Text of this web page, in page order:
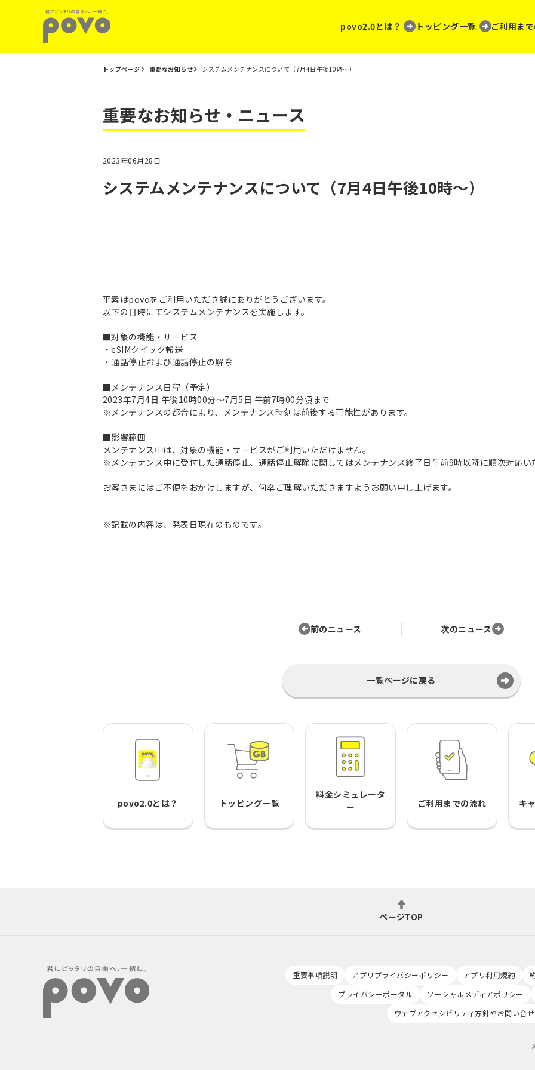
povo2.0とは？ トッピング一覧 ご利用ま
トップページ 重要なお知らせ システムメンテナンスについて（7月4日午後10時～）
重要なお知らせ・ニュース
2023年06月28日
システムメンテナンスについて（7月4日午後10時～）
平素はpovoをご利用いただき誠にありがとうございます。
以下の日時にてシステムメンテナンスを実施します。
■対象の機能・サービス
・eSIMクイック転送
・通話停止および通話停止の解除
■メンテナンス日程（予定）
2023年7月4日 午後10時00分～7月5日 午前7時00分頃まで
※メンテナンスの都合により、メンテナンス時刻は前後する可能性があります。
■影響範囲
メンテナンス中は、対象の機能・サービスがご利用いただけません。
※メンテナンス中に受付した通話停止、通話停止解除に関してはメンテナンス終了日午前9時以降に順次対応い
お客さまにはご不便をおかけしますが、何卒ご理解いただきますようお願い申し上げます。
※記載の内容は、発表日現在のものです。
前のニュース 次のニュース
一覧ページに戻る
povo2.0とは？ トッピング一覧
料金シミュレータ
ー
ご利用までの流れ キ
ページTOP
重要事項説明 アプリプライバシーポリシー アプリ利用規約
プライバシーポータル
ソーシャルメディアポリシー
ウェブアクセシビリティ方針やお問い合